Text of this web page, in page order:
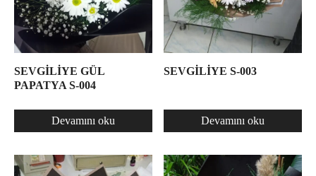
SEVGİLİYE GÜL
PAPATYA S-004
Devamını oku
SEVGİLİYE S-003
Devamını oku